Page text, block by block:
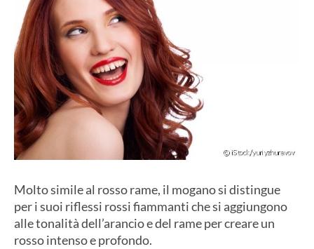
Molto simile al rosso rame, il mogano si distingue
per i suoi riflessi rossi fiammanti che si aggiungono
alle tonalità dell’arancio e del rame per creare un
rosso intenso e profondo.